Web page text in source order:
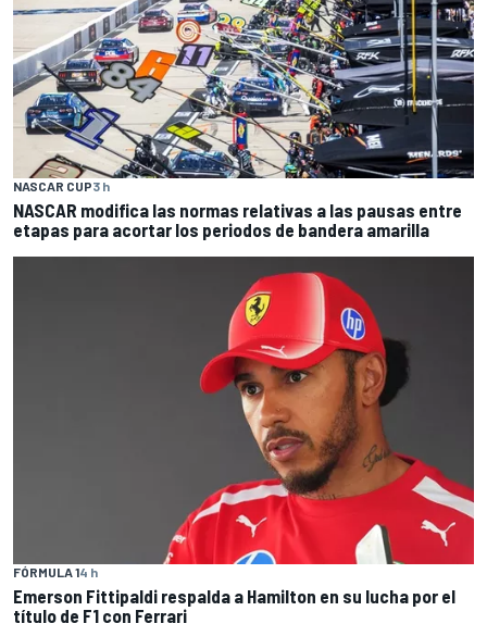
NASCAR CUP3 h
NASCAR modifica las normas relativas a las pausas entre
etapas para acortar los periodos de bandera amarilla
FÓRMULA 14 h
Emerson Fittipaldi respalda a Hamilton en su lucha por el
título de F1 con Ferrari